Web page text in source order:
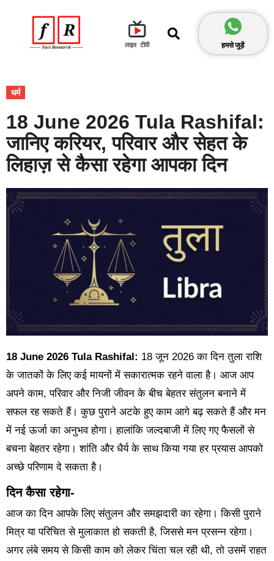
लाइव टीवी हमसे जुड़ें
धर्म
18 June 2026 Tula Rashifal:
जानिए करियर, परिवार और सेहत के
लिहाज़ से कैसा रहेगा आपका दिन
18 June 2026 Tula Rashifal: 18 जून 2026 का दिन तुला राशि
के जातकों के लिए कई मायनों में सकारात्मक रहने वाला है। आज आप
अपने काम, परिवार और निजी जीवन के बीच बेहतर संतुलन बनाने में
सफल रह सकते हैं। कुछ पुराने अटके हुए काम आगे बढ़ सकते हैं और मन
में नई ऊर्जा का अनुभव होगा। हालांकि जल्दबाजी में लिए गए फैसलों से
बचना बेहतर रहेगा। शांति और धैर्य के साथ किया गया हर प्रयास आपको
अच्छे परिणाम दे सकता है।
दिन कैसा रहेगा-
आज का दिन आपके लिए संतुलन और समझदारी का रहेगा। किसी पुराने
मित्र या परिचित से मुलाकात हो सकती है, जिससे मन प्रसन्न रहेगा।
अगर लंबे समय से किसी काम को लेकर चिंता चल रही थी, तो उसमें राहत